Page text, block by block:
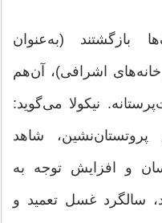
بازگشتند (به‌عنوان
اشرافی)، آن‌هم
نیکولا می‌گوید:
نواحی پروتستان‌نشین، شاهد
و افزایش توجه به
سالگرد غسل تعمید و